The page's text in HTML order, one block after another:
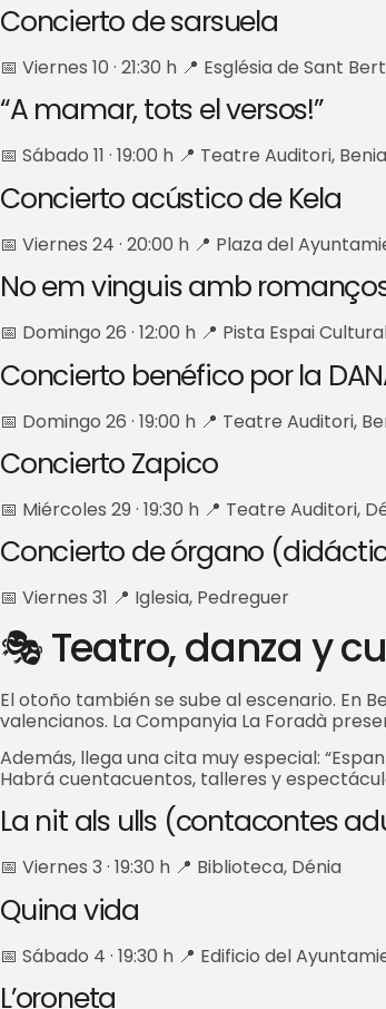
Concierto de sarsuela
📅 Viernes 10 · 21:30 h 📍 Església de Sant
“A mamar, tots el versos!”
📅 Sábado 11 · 19:00 h 📍 Teatre Auditori,
Concierto acústico de Kela
📅 Viernes 24 · 20:00 h 📍 Plaza del
No em vinguis amb
📅 Domingo 26 · 12:00 h 📍 Pista Espai
Concierto benéfico por la
📅 Domingo 26 · 19:00 h 📍 Teatre Auditori,
Concierto Zapico
📅 Miércoles 29 · 19:30 h 📍 Teatre Auditori,
Concierto de órgano
📅 Viernes 31 📍 Iglesia, Pedreguer
🎭 Teatro, danza y
El otoño también se sube al escenario. En
valencianos. La Companyia La Foradà
Además, llega una cita muy especial:
Habrá cuentacuentos, talleres y
La nit als ulls (contacontes
📅 Viernes 3 · 19:30 h 📍 Biblioteca, Dénia
Quina vida
📅 Sábado 4 · 19:30 h 📍 Edificio del
L’oroneta